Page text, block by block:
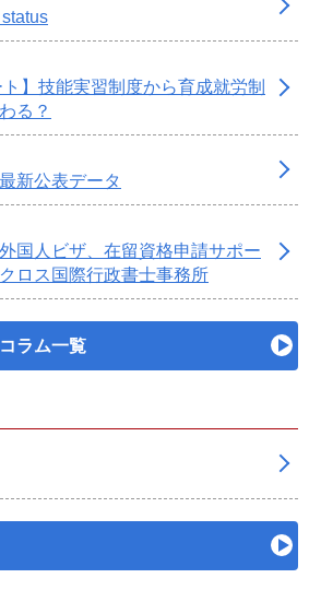
ト】技能実習制度から育成就労制
る？
新公表データ
国人ビザ、在留資格申請サポー
ロス国際行政書士事務所
ラム一覧